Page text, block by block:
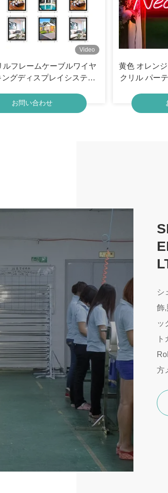
Video
ルフレームケーブルワイヤ
グディスプレイシステム
クス
お問い合わせ
黄色 オレン
クリル パー
シ
飾
ッ
方